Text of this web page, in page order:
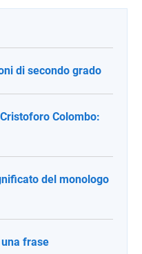
di secondo grado
Colombo:
del monologo
frase